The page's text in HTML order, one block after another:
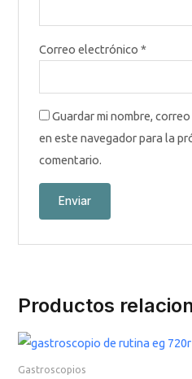
Correo electrónico *
Guardar mi nombre,
en este navegador para la
comentario.
Productos
Gastroscopios